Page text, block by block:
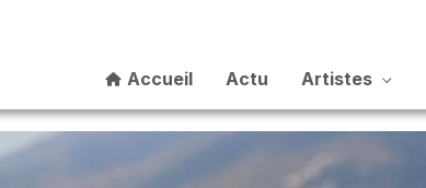
Accueil Actu Artistes